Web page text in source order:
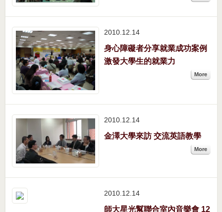
2010.12 14
身心障礙者分享就業成功案例
激發大學生的就業力
More
2010.12 14
金澤大學來訪 交流英語教學
More
2010.12 14
師大星光幫聯合室內音樂會 12